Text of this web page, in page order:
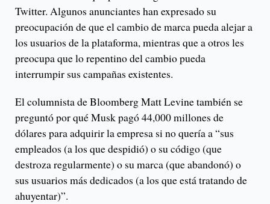
Twitter. Algunos anunciantes han expresado su
preocupación de que el cambio de marca pueda alejar a
los usuarios de la plataforma, mientras que a otros les
preocupa que lo repentino del cambio pueda
interrumpir sus campañas existentes.
El columnista de Bloomberg Matt Levine también se
preguntó por qué Musk pagó 44,000 millones de
dólares para adquirir la empresa si no quería a “sus
empleados (a los que despidió) o su código (que
destroza regularmente) o su marca (que abandonó) o
sus usuarios más dedicados (a los que está tratando de
ahuyentar)”.